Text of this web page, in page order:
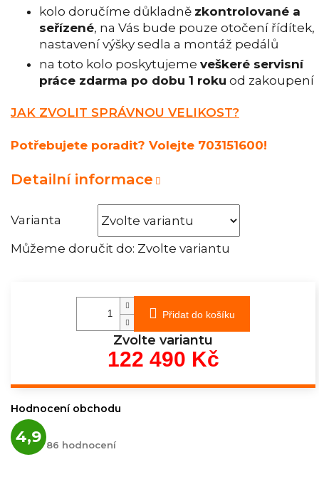
Varianta
Můžeme doručit do: Zvolte variantu
kolo doručíme důkladně zkontrolované a
seřízené, na Vás bude pouze otočení řídítek,
nastavení výšky sedla a montáž pedálů
na toto kolo poskytujeme veškeré servisní
práce zdarma po dobu 1 roku od zakoupení
JAK ZVOLIT SPRÁVNOU VELIKOST?
Potřebujete poradit? Volejte 703151600!
Detailní informace
Přidat do košíku
Zvolte variantu
122 490 KčMěrná
Hodnocení obchodu
4,9 hodnocení
obchodu
86 hodnocení